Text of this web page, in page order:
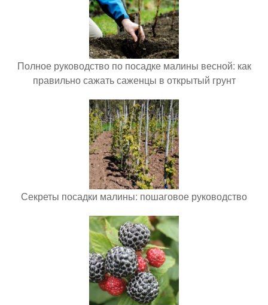
Полное руководство по посадке малины весной: как
правильно сажать саженцы в открытый грунт
Секреты посадки малины: пошаговое руководство